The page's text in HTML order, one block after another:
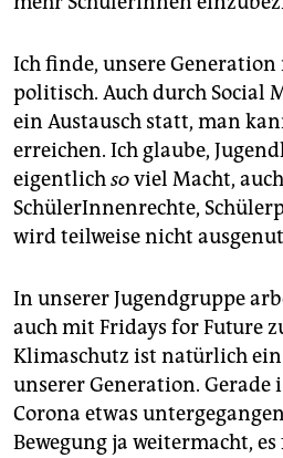
Ich finde, unsere Generation
politisch. Auch durch Social
ein Austausch statt, man
erreichen. Ich glaube,
eigentlichsoviel Macht,
SchülerInnenrechte,
wird teilweise nicht
In unserer Jugendgruppe
auch mit Fridays for Future
Klimaschutz ist natürlich ein
unserer Generation. Gerade
Corona etwas
Bewegung ja weitermacht,